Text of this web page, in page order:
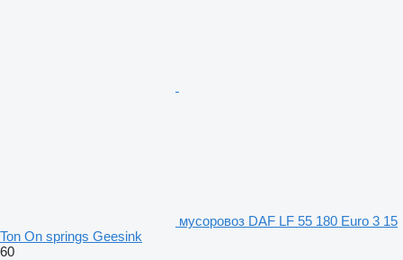
мусоровоз DAF LF 55 180 Euro 3 15
Ton On springs Geesink
60